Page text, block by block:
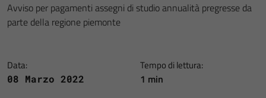
Avviso per pagamenti assegni di studio annualità pregresse da
parte della regione piemonte
Data:
08 Marzo 2022
Tempo di lettura:
1 min